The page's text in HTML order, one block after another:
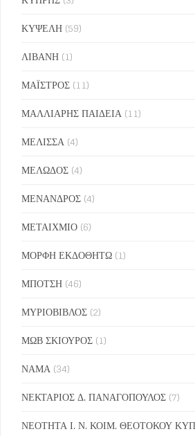
ΚΥΨΕΛΗ (59)
ΛΙΒΑΝΗ (1)
ΜΑΪΣΤΡΟΣ (11)
ΜΑΛΛΙΑΡΗΣ ΠΑΙΔΕΙΑ (11)
ΜΕΛΙΣΣΑ (4)
ΜΕΛΩΔΟΣ (4)
ΜΕΝΑΝΔΡΟΣ (4)
ΜΕΤΑΙΧΜΙΟ (6)
ΜΟΡΦΗ ΕΚΔΟΘΗΤΩ (1)
ΜΠΟΤΣΗ (46)
ΜΥΡΙΟΒΙΒΛΟΣ (2)
ΜΩΒ ΣΚΙΟΥΡΟΣ (1)
ΝΑΜΑ (34)
ΝΕΚΤΑΡΙΟΣ Δ. ΠΑΝΑΓΟΠΟΥΛΟΣ (7)
ΝΕΟΤΗΤΑ Ι. Ν. ΚΟΙΜ. ΘΕΟΤΟΚΟΥ